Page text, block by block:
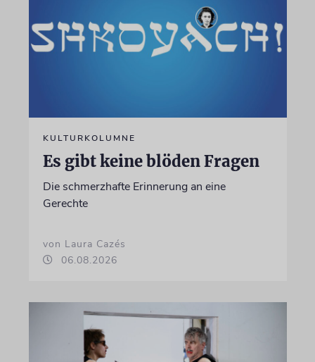
KULTURKOLUMNE
Es gibt keine blöden Fragen
Die schmerzhafte Erinnerung an eine
Gerechte
von Laura Cazés
06.08.2026